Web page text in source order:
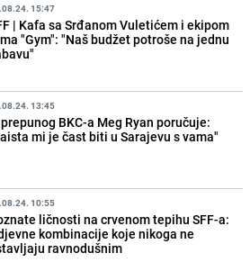
15:47
| Kafa sa Srđanom Vuletićem i ekipom
"Gym": "Naš budžet potroše na jednu
13:45
BKC-a Meg Ryan poručuje:
mi je čast biti u Sarajevu s vama"
10:55
ličnosti na crvenom tepihu SFF-a:
kombinacije koje nikoga ne
ravnodušnim